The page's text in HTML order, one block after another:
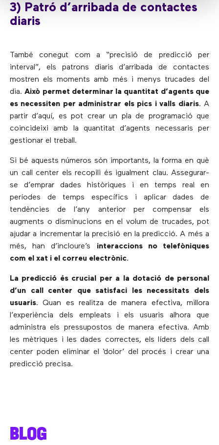
3) Patró d’arribada de contactes
diaris
També conegut com a “precisió de predicció per
interval”, els patrons diaris d’arribada de contactes
mostren els moments amb més i menys trucades del
dia.Això permet determinar la quantitat d’agents que
es necessiten per administrar els pics i valls diaris. A
partir d’aquí, es pot crear un pla de programació que
coincideixi amb la quantitat d’agents necessaris per
gestionar el treball.
Si bé aquests números són importants, la forma en què
un call center els recopili és igualment clau. Assegurar-
se d’emprar dades històriques i en temps real en
períodes de temps específics i aplicar dades de
tendències de l’any anterior per compensar els
augments o disminucions en el volum de trucades, pot
ajudar a incrementar la precisió en la predicció. A més a
més, han d’incloure’s interaccions no telefòniques
com el xat i el correu electrònic.
La predicció és crucial per a la dotació de personal
d’un call center que satisfaci les necessitats dels
usuaris. Quan es realitza de manera efectiva, millora
l’experiència dels empleats i els usuaris alhora que
administra els pressupostos de manera efectiva. Amb
les mètriques i les dades correctes, els líders dels call
center poden eliminar el ‘dolor’ del procés i crear una
predicció precisa.
BLOG